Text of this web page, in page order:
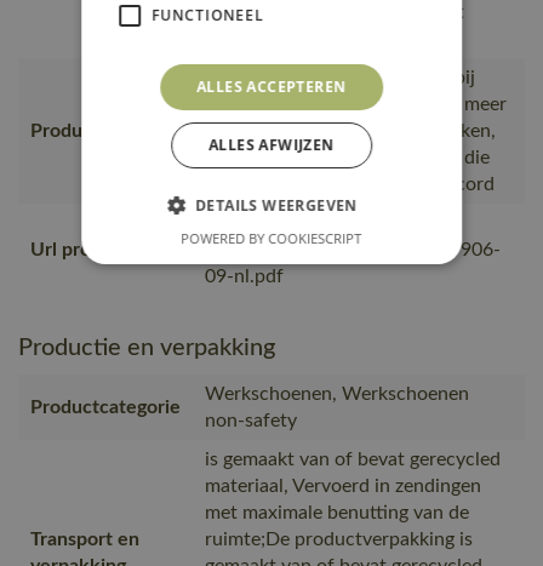
bestelling van MASCOT wordt
Productie
Geproduceerd in Bangladesh bij
gecontroleerde partners die al meer
dan 10 jaar met MASCOT werken,
Geproduceerd bij leveranciers die
lid zijn van het Bangladesh Accord
Url product pdf
1ccb8.kxcdn.com/pdf/F1005-906-
09-nl.pdf
Productie en verpakking
Productcategorie
Werkschoenen, Werkschoenen
non-safety
Transport en
is gemaakt van of bevat gerecycled
materiaal, Vervoerd in zendingen
met maximale benutting van de
ruimte;De productverpakking is
FUNCTIONEEL
ALLES ACCEPTEREN
ALLES AFWIJZEN
DETAILS WEERGEVEN
POWERED BY COOKIESCRIPT